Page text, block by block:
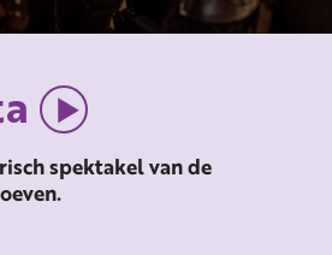
spektakel van de